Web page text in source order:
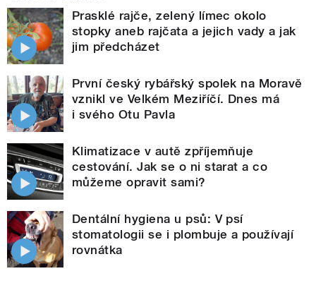
Prasklé rajče, zelený límec okolo
stopky aneb rajčata a jejich vady a jak
jim předcházet
První český rybářský spolek na Moravě
vznikl ve Velkém Meziříčí. Dnes má
i svého Otu Pavla
Klimatizace v autě zpříjemňuje
cestování. Jak se o ni starat a co
můžeme opravit sami?
Dentální hygiena u psů: V psí
stomatologii se i plombuje a používají
rovnátka